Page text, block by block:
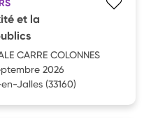
et la
CARRE COLONNES
2026
Jalles (33160)